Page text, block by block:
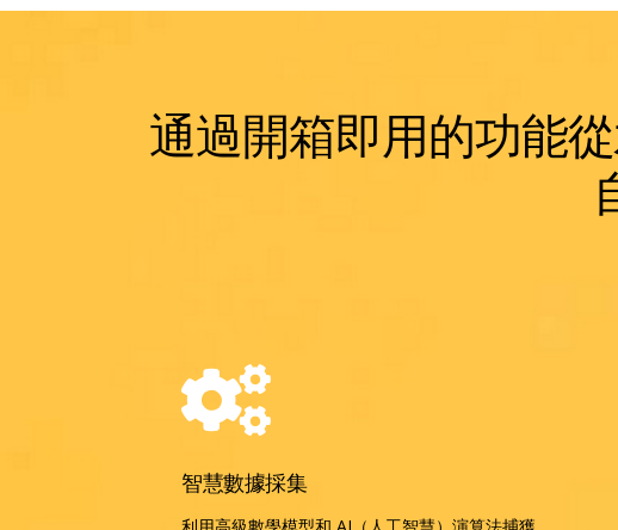
通過開箱即用的功能
智慧數據採集